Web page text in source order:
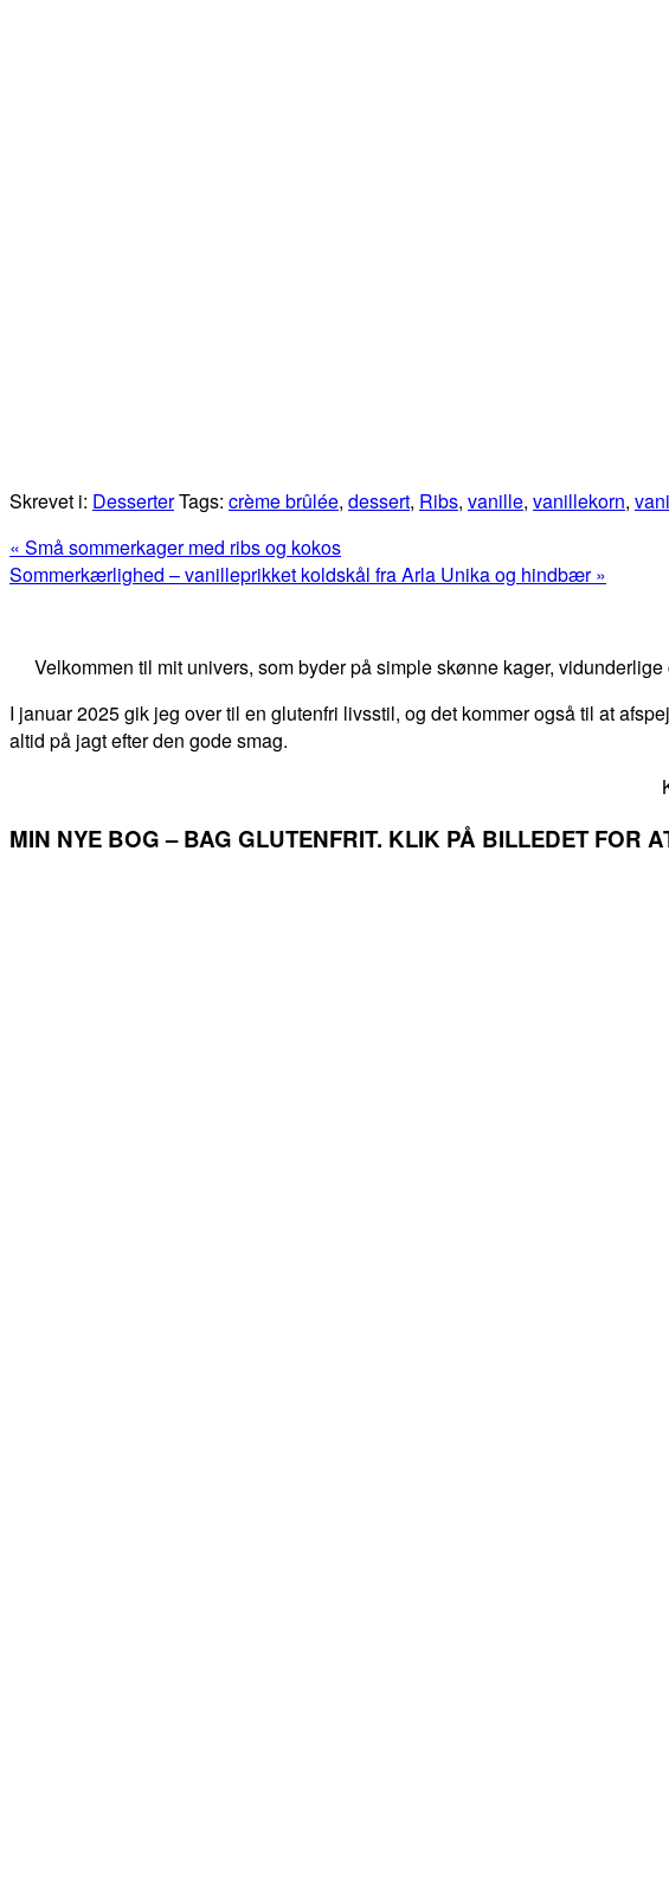
Skrevet i: DesserterTags: crème brûlée, dessert, Ribs, vanille, vanillekorn,
Previous
Post:
« Små sommerkager med ribs og kokos
Next
Sommerkærlighed – vanilleprikket koldskål fra Arla Unika og hindbær »
Sidebar
Velkommen til mit univers, som byder på simple skønne kager,
I januar 2025 gik jeg over til en glutenfri livsstil, og det kommer også til at
altid på jagt efter den gode smag.
MIN NYE BOG – BAG GLUTENFRIT. KLIK PÅ BILLEDET FOR